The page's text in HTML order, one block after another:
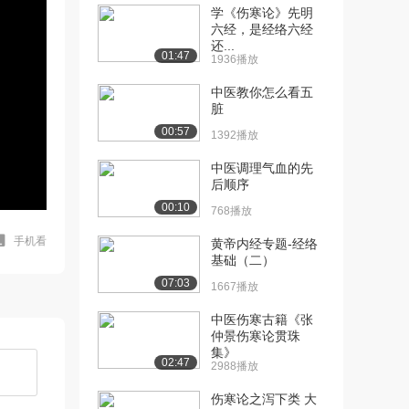
手机看
01:47
学《伤寒论》先明
六经，是经络六经
还...
1936播放
00:57
中医教你怎么看五
脏
1392播放
00:10
中医调理气血的先
后顺序
768播放
07:03
黄帝内经专题-经络
基础（二）
1667播放
02:47
中医伤寒古籍《张
仲景伤寒论贯珠
集》
2988播放
伤寒论之泻下类 大